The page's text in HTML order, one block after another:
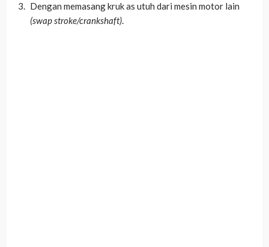
Dengan memasang kruk as utuh dari mesin motor lain
(swap stroke/crankshaft).